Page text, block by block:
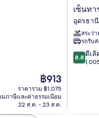
ราคา
ปัจจุบัน
คือ
฿913
฿913
ราคารวม ฿1,075
มภาษีและค่าธรรมเนียม
22 ส.ค. - 23 ส.ค.
เซ็น
อุดร
อุดรธานี
เซ็นทา
อุดรธานี
สระว่
รถรับ
8.8
จาก
8.8 ดีเลิ